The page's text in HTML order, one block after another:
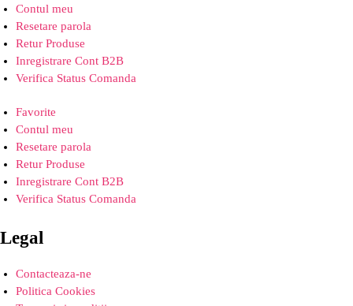
Contul meu
Resetare parola
Retur Produse
Inregistrare Cont B2B
Verifica Status Comanda
Favorite
Contul meu
Resetare parola
Retur Produse
Inregistrare Cont B2B
Verifica Status Comanda
Legal
Contacteaza-ne
Politica Cookies